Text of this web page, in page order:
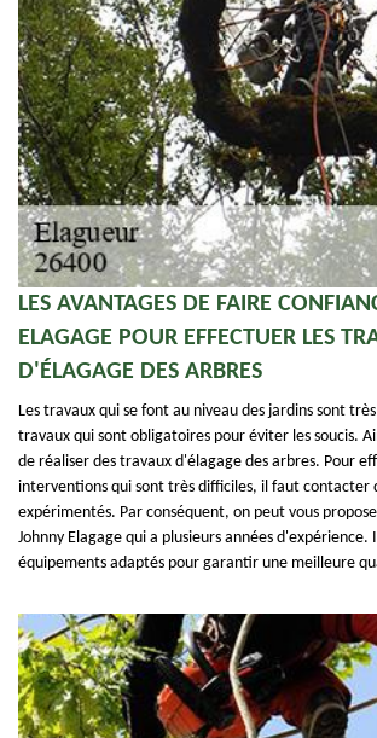
LES AVANTAGES DE FAIRE
ELAGAGE POUR EFFECTUER LES
D'ÉLAGAGE DES ARBRES
Les travaux qui se font au niveau des jardins sont
travaux qui sont obligatoires pour éviter les soucis.
de réaliser des travaux d'élagage des arbres. Pour
interventions qui sont très difficiles, il faut contacter
expérimentés. Par conséquent, on peut vous
Johnny Elagage qui a plusieurs années d'expérience.
équipements adaptés pour garantir une meilleure